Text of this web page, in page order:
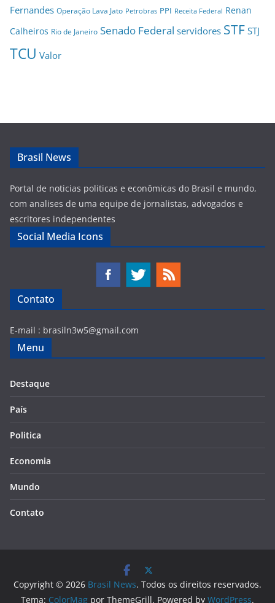
Fernandes Operação Lava Jato Petrobras PPI Receita Federal Renan
Calheiros Rio de Janeiro Senado Federal servidores STF STJ
TCU Valor
Brasil News
Portal de noticias politicas e econômicas do Brasil e mundo,
com analises de uma equipe de jornalistas, advogados e
escritores independentes
Social Media Icons
Contato
E-mail : brasiln3w5@gmail.com
Menu
Destaque
País
Politica
Economia
Mundo
Contato
Copyright © 2026 Brasil News. Todos os direitos reservados.
Tema: ColorMag por ThemeGrill. Powered by WordPress.